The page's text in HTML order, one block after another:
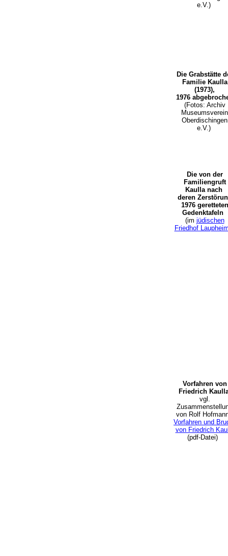
e.V.)
Die Grabstätte
Familie Kaulla
(1973),
1976
(Fotos: Archiv
Museumsverein
Oberdischingen
e.V.)
Die von der
Familiengruft
Kaulla nach
deren
1976 geretteten
Gedenktafeln
(im jüdischen
Friedhof
Vorfahren von
Friedrich
vgl.
von Rolf
Vorfahren und
von Friedrich
(pdf-Datei)